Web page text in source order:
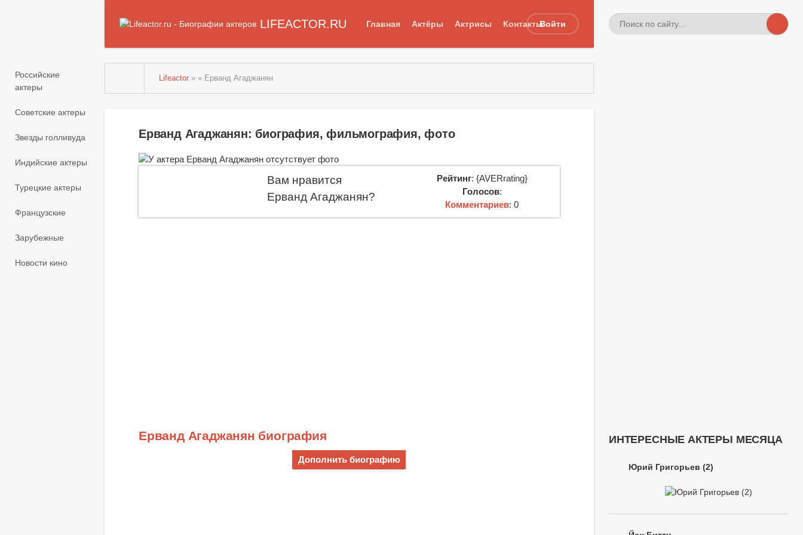
LIFEACTOR.RU Главная Актёры Актрисы КонтактыВойти
Российские
актеры
Советские актеры
Звезды голливуда
Индийские актеры
Турецкие актеры
Французские
Зарубежные
Новости кино
Lifeactor » » Ерванд Агаджанян
Ерванд Агаджанян: биография, фильмография, фото
Вам нравится
Ерванд Агаджанян?
Рейтинг: {AVERrating}
Голосов:
Комментариев: 0
Ерванд Агаджанян биография
Дополнить биографию
ИНТЕРЕСНЫЕ АКТЕРЫ МЕСЯЦА
Юрий Григорьев (2)